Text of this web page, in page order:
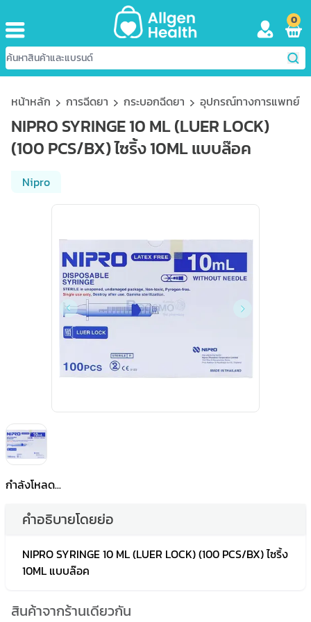
0
หน้าหลัก การฉีดยา กระบอกฉีดยา อุปกรณ์ทางการแพทย์
NIPRO SYRINGE 10 ML (LUER LOCK)
(100 PCS/BX) ไซริ้ง 10ML แบบล๊อค
Nipro
กำลังโหลด...
คำอธิบายโดยย่อ
NIPRO SYRINGE 10 ML (LUER LOCK) (100 PCS/BX) ไซริ้ง
10ML แบบล๊อค
สินค้าจากร้านเดียวกัน